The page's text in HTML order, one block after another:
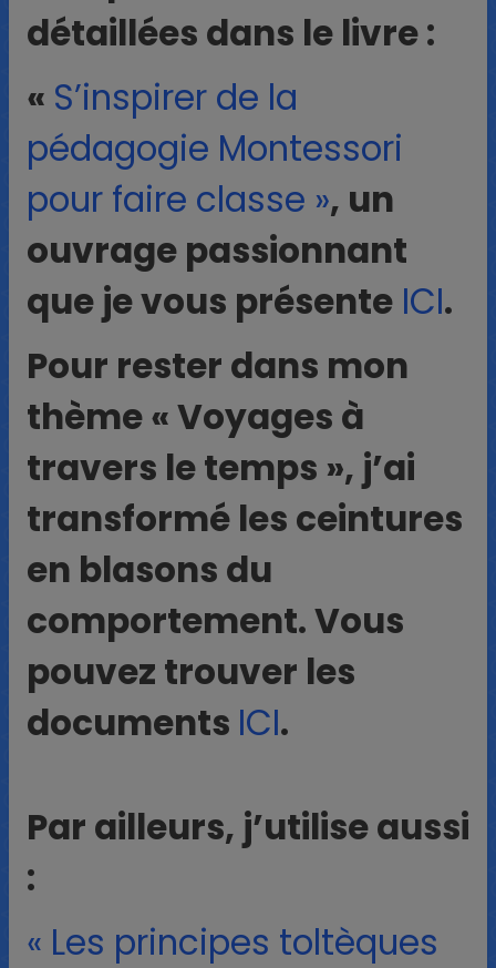
détaillées dans le livre :
« S’inspirer de la
pédagogie Montessori
pour faire classe », un
ouvrage passionnant
que je vous présente ICI.
Pour rester dans mon
thème « Voyages à
travers le temps », j’ai
transformé les ceintures
en blasons du
comportement. Vous
pouvez trouver les
documents ICI.
Par ailleurs, j’utilise aussi
:
« Les principes toltèques